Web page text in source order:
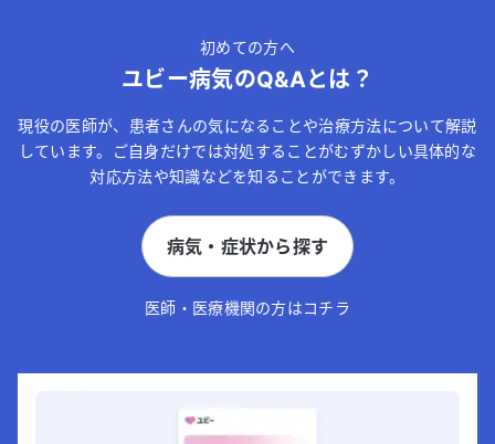
初めての方へ
ユビー病気のQ&Aとは？
現役の医師が、患者さんの気になることや治療方法について解説
しています。ご自身だけでは対処することがむずかしい具体的な
対応方法や知識などを知ることができます。
病気・症状から探す
医師・医療機関の方はコチラ